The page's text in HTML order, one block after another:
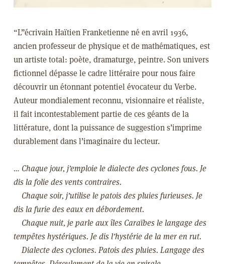
“L”écrivain Haïtien Franketienne né en avril 1936,
ancien professeur de physique et de mathématiques, est
un artiste total: poète, dramaturge, peintre. Son univers
fictionnel dépasse le cadre littéraire pour nous faire
découvrir un étonnant potentiel évocateur du Verbe.
Auteur mondialement reconnu, visionnaire et réaliste,
il fait incontestablement partie de ces géants de la
littérature, dont la puissance de suggestion s’imprime
durablement dans l’imaginaire du lecteur.
… Chaque jour, j’emploie le dialecte des cyclones fous. Je
dis la folie des vents contraires.
Chaque soir, j’utilise le patois des pluies furieuses. Je
dis la furie des eaux en débordement.
Chaque nuit, je parle aux îles Caraïbes le langage des
tempêtes hystériques. Je dis l’hystérie de la mer en rut.
Dialecte des cyclones. Patois des pluies. Langage des